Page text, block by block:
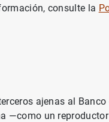
en la
consulte la
ajenas al Banco
—como un